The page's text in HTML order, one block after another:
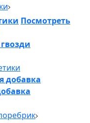
Посмотреть
добавка